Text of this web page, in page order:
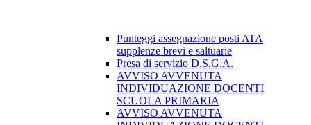
Punteggi assegnazione posti ATA
supplenze brevi e saltuarie
Presa di servizio D.S.G.A.
AVVISO AVVENUTA
INDIVIDUAZIONE DOCENTI
SCUOLA PRIMARIA
AVVISO AVVENUTA